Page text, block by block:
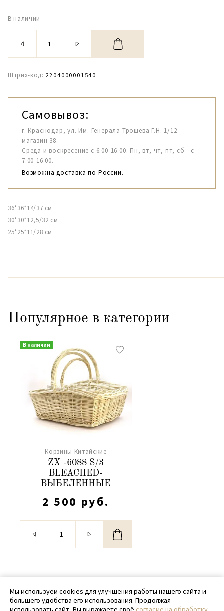
В наличии
Штрих-код: 2204000001540
Самовывоз:
г. Краснодар, ул. Им. Генерала Трошева Г.Н. 1/12
магазин 38.
Среда и воскресение с 6:00-16:00. Пн, вт, чт, пт, сб - с
7:00-16:00.
Возможна доставка по России.
36*36*14/37 см
30*30*12,5/32 см
25*25*11/28 см
Популярное в категории
В наличии
Корзины Китайские
ZX -6088 S/3
BLEACHED-
ВЫБЕЛЕННЫЕ
2 500 руб.
© 2020 - 2026 SamPack
+ 7 (918) 699-97-87
Мы используем cookies для улучшения работы нашего сайта и
большего удобства его использования. Продолжая